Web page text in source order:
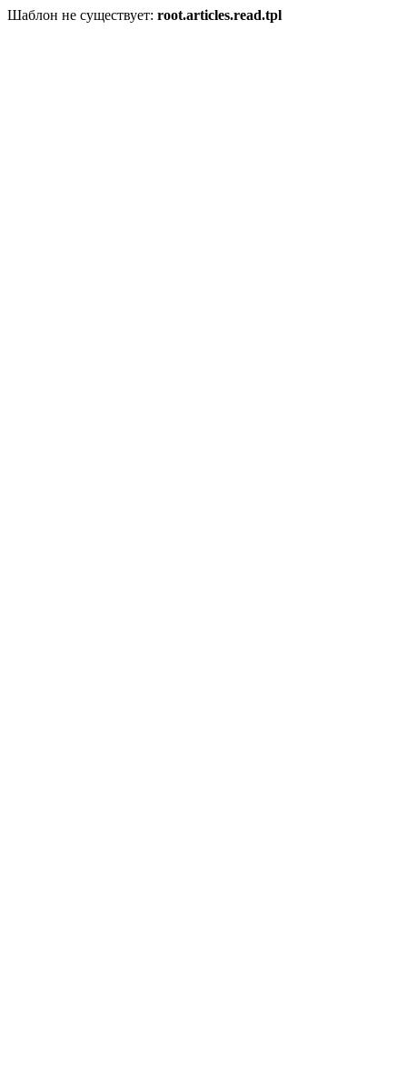
Шаблон не существует: root.articles.read.tpl